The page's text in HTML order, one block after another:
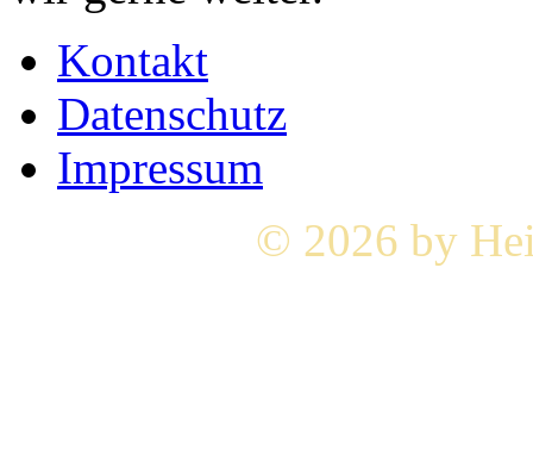
Kontakt
Datenschutz
Impressum
© 2026 by